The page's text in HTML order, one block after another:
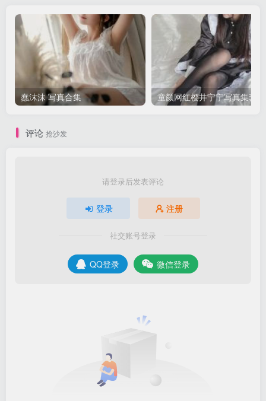
蠢沫沫 写真合集 童颜网红樱井宁宁写真集套图
评论 抢沙发
请登录后发表评论
登录 注册
社交账号登录
QQ登录 微信登录